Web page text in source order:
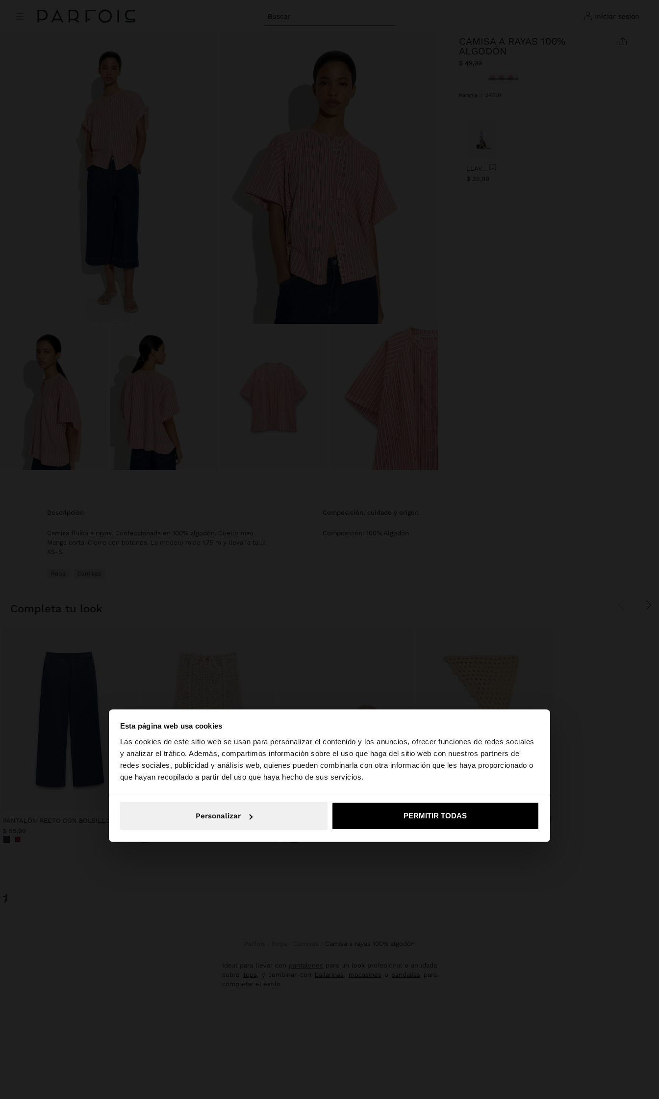
Esta página web usa cookies
Las cookies de este sitio web se usan para personalizar el contenido y los anuncios, ofrecer funciones de redes sociales
y analizar el tráfico. Además, compartimos información sobre el uso que haga del sitio web con nuestros partners de
redes sociales, publicidad y análisis web, quienes pueden combinarla con otra información que les haya proporcionado o
que hayan recopilado a partir del uso que haya hecho de sus servicios.
Personalizar PERMITIR TODAS
Buscar iniciar sesión
hola ×
Estás accediendo a la web de Ecuador. ¿Quieres ir a la web de United States?
No, continuar en la web de Ecuador Sí, llévame a United States
CAMISA A RAYAS 100%
ALGODÓN
$ 49,99
Seleccionado
Naranja 247611
$ 35,99
descripción
Camisa fluida a rayas. Confeccionada en 100% algodón. Cuello mao.
Manga corta. Cierre con botones. La modelo mide 1,75 m y lleva la talla
XS-S.
Ropa
composición, cuidado y origen
Composición: 100% Algodón
completa tu look
$ 59,99
BOLSO DE MANO CON BANDOLERA CON TEXTURA SUAVE
BANDANA DE CROCHÉ DE ALGODÓN
$ 39,99
camisa a rayas 100% algodón
Ideal para llevar con pantalones para un look profesional o anudada
sobre
tops, y combinar con bailarinas, mocasines o sandalias para
completar el estilo.